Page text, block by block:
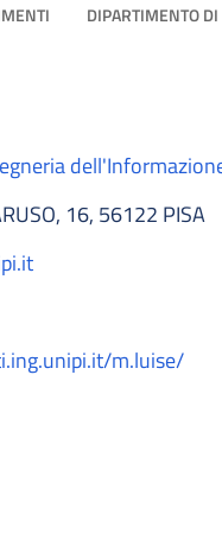
DIPARTIMENTO
16, 56122 PISA
m.luise/